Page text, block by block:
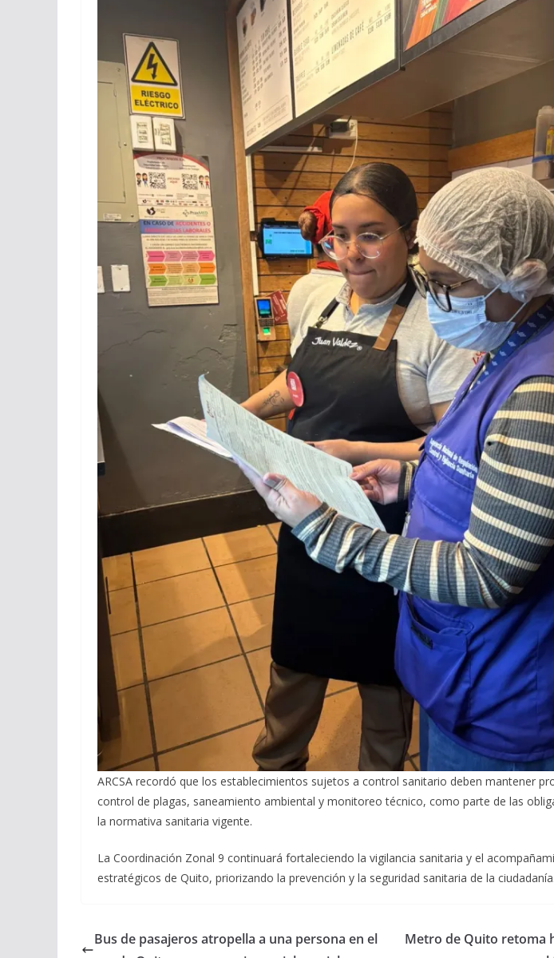
ARCSA recordó que los establecimientos sujetos a control sanitario deben mantener
control de plagas, saneamiento ambiental y monitoreo técnico, como parte de las
la normativa sanitaria vigente.
La Coordinación Zonal 9 continuará fortaleciendo la vigilancia sanitaria y el
estratégicos de Quito, priorizando la prevención y la seguridad sanitaria de la ciudadanía.
Bus de pasajeros atropella a una persona en el
Metro de Quito retoma